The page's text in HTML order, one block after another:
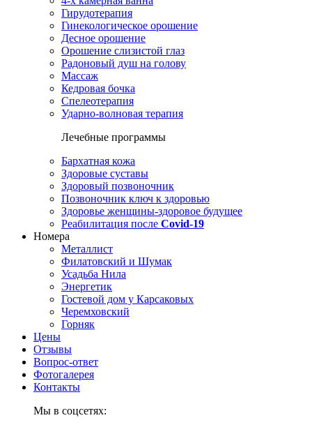
Гирудотерапия
Гинекологическое орошение
Десное орошение
Орошение слизистой глаз
Радоновый душ на голову
Массаж
Кедровая бочка
Спелеотерапия
Ударно-волновая терапия
Лечебные программы
Бархатная кожа
Здоровые суставы
Здоровый позвоночник
Позвоночник ключ к здоровью
Здоровье женщины-здоровое будущее
Реабилитация после Covid-19
Номера
Металлист
Филатовский и Шумак
Усадьба Нила
Энергетик
Гостевой дом у Карсаковых
Черемховский
Горняк
Цены
Отзывы
Вопрос-ответ
Фотогалерея
Контакты
Мы в соцсетях: